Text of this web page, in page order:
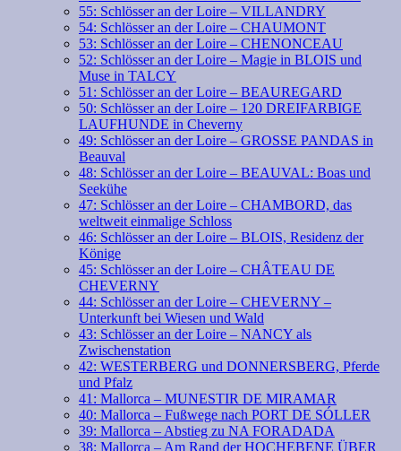
55: Schlösser an der Loire – VILLANDRY
54: Schlösser an der Loire – CHAUMONT
53: Schlösser an der Loire – CHENONCEAU
52: Schlösser an der Loire – Magie in BLOIS und
Muse in TALCY
51: Schlösser an der Loire – BEAUREGARD
50: Schlösser an der Loire – 120 DREIFARBIGE
LAUFHUNDE in Cheverny
49: Schlösser an der Loire – GROSSE PANDAS in
Beauval
48: Schlösser an der Loire – BEAUVAL: Boas und
Seekühe
47: Schlösser an der Loire – CHAMBORD, das
weltweit einmalige Schloss
46: Schlösser an der Loire – BLOIS, Residenz der
Könige
45: Schlösser an der Loire – CHÂTEAU DE
CHEVERNY
44: Schlösser an der Loire – CHEVERNY –
Unterkunft bei Wiesen und Wald
43: Schlösser an der Loire – NANCY als
Zwischenstation
42: WESTERBERG und DONNERSBERG, Pferde
und Pfalz
41: Mallorca – MUNESTIR DE MIRAMAR
40: Mallorca – Fußwege nach PORT DE SÓLLER
39: Mallorca – Abstieg zu NA FORADADA
38: Mallorca – Am Rand der HOCHEBENE ÜBER